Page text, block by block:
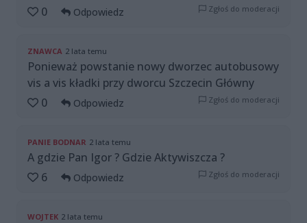
0
Odpowiedz Zgłoś do moderacji
ZNAWCA 2 lata temu
Ponieważ powstanie nowy dworzec autobusowy
vis a vis kładki przy dworcu Szczecin Główny
0
Odpowiedz Zgłoś do moderacji
PANIE BODNAR 2 lata temu
A gdzie Pan Igor ? Gdzie Aktywiszcza ?
6
Odpowiedz Zgłoś do moderacji
WOJTEK 2 lata temu